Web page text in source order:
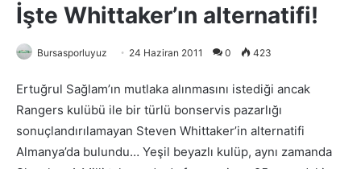
İşte Whittaker’ın alternatifi!
Bursasporluyuz 24 Haziran 2011 0 423
Ertuğrul Sağlam’ın mutlaka alınmasını istediği ancak
Rangers kulübü ile bir türlü bonservis pazarlığı
sonuçlandırılamayan Steven Whittaker’in alternatifi
Almanya’da bulundu… Yeşil beyazlı kulüp, aynı zamanda